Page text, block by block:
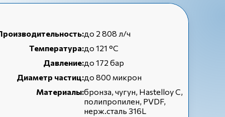
до 2 808 л/ч
Температура:до 121 °С
Давление:до 172 бар
Диаметр частиц:до 800 микрон
Материалы:бронза, чугун, Hastelloy C,
полипропилен, PVDF,
нерж.сталь 316L